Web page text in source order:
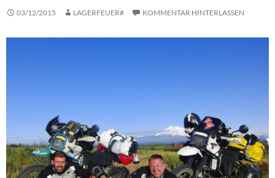
03/12/2015 LAGERFEUER# KOMMENTAR HINTERLASSEN